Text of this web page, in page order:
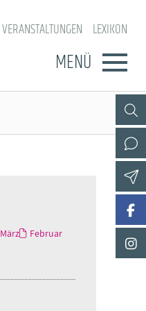
VERANSTALTUNGEN LEXIKON
MENÜ
März
Februar